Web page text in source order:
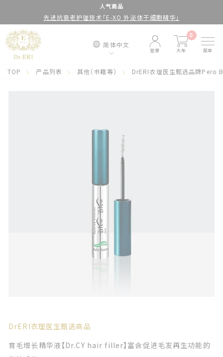
容
停
幻
人气商品
先进抗衰老护理技术「E-XO 外泌体干细胞精华」
简体中文
登录 大车
0
菜单
TOP 产品列表 其他（书籍等） DrERI衣理医生甄选品牌
DrERI衣理医生甄选商品
育毛增长精华液【Dr.CY hair filler】富含促进毛发再生功能的